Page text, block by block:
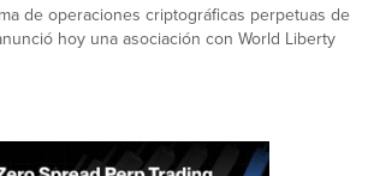
de operaciones criptográficas perpetuas de
hoy una asociación con World Liberty